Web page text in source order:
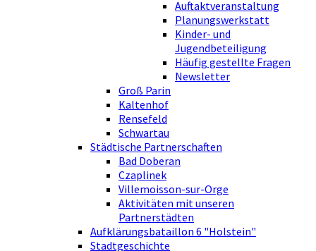
Auftaktveranstaltung
Planungswerkstatt
Kinder- und
Jugendbeteiligung
Häufig gestellte Fragen
Newsletter
Groß Parin
Kaltenhof
Rensefeld
Schwartau
Städtische Partnerschaften
Bad Doberan
Czaplinek
Villemoisson-sur-Orge
Aktivitäten mit unseren
Partnerstädten
Aufklärungsbataillon 6 "Holstein"
Stadtgeschichte